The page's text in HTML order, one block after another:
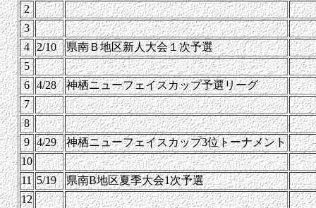
2
3
4 2/10
県南Ｂ地区新人大会１次予選
5
6 4/28
神栖ニューフェイスカップ予選リーグ
7
8
9 4/29
神栖ニューフェイスカップ3位トーナメント
10
11 5/19
県南B地区夏季大会1次予選
12